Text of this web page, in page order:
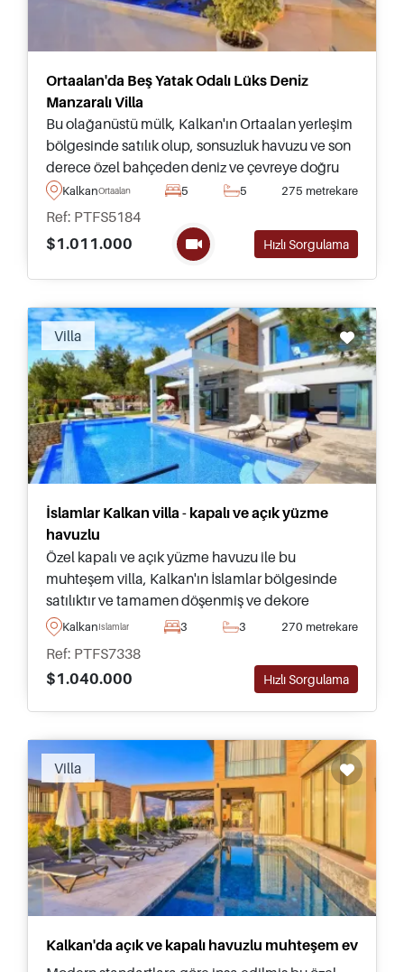
Ortaalan'da Beş Yatak Odalı Lüks Deniz
Manzaralı Villa
Bu olağanüstü mülk, Kalkan'ın Ortaalan yerleşim
bölgesinde satılık olup, sonsuzluk havuzu ve son
derece özel bahçeden deniz ve çevreye doğru
panoramik manzaralar sunmaktadır.
KalkanOrtaalan 5 5 275 metrekare
Ref: PTFS5184
$1.011.000
Hızlı Sorgulama
Villa
İslamlar Kalkan villa - kapalı ve açık yüzme
havuzlu
Özel kapalı ve açık yüzme havuzu ile bu
muhteşem villa, Kalkan'ın İslamlar bölgesinde
satılıktır ve tamamen döşenmiş ve dekore
edilmiştir – yeni bir ailenin hemen taşınması için
KalkanIslamlar 3 3 270 metrekare
Ref: PTFS7338
$1.040.000
Hızlı Sorgulama
Villa
Kalkan'da açık ve kapalı havuzlu muhteşem ev